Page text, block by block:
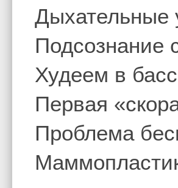
Дыхательные
Подсознание
Худеем в
Первая
Проблема